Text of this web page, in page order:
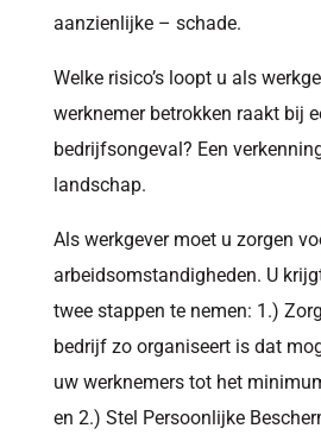
aanzienlijke – schade.
Welke risico’s loopt u als
werknemer betrokken raakt bij
bedrijfsongeval? Een
landschap.
Als werkgever moet u zorgen
arbeidsomstandigheden. U
twee stappen te nemen: 1.)
bedrijf zo organiseert is dat
uw werknemers tot het
en 2.) Stel Persoonlijke